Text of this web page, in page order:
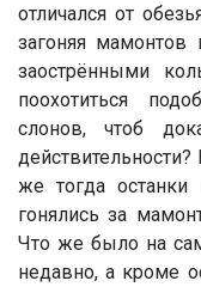
отличался от
загоняя
заострёнными
поохотиться
слонов, чтоб
же тогда останки
гонялись за
Что же было на
недавно, а кроме